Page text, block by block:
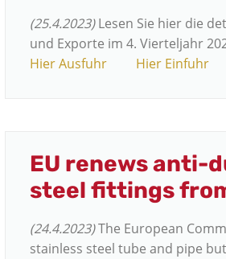
(25.4.2023)Lesen Sie hier die
und Exporte im 4. Vierteljahr
Hier Ausfuhr
Hier Einfuhr
EU renews anti-
steel fittings
(24.4.2023)The European
stainless steel tube and pipe